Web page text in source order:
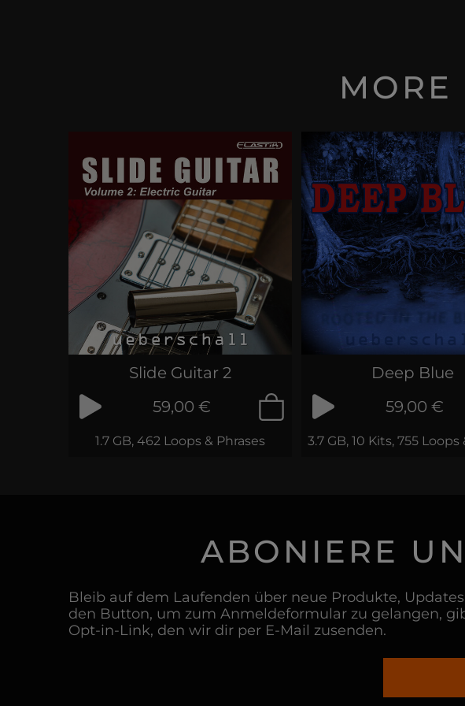
MORE
Slide Guitar 2
59,00 €
1.7 GB, 462 Loops & Phrases
Deep Blue
59,00 €
3.7 GB, 10 Kits, 755 Loops
ABONIERE
Bleib auf dem Laufenden über neue Produkte,
den Button, um zum Anmeldeformular zu gelangen,
Opt-in-Link, den wir dir per E-Mail zusenden.